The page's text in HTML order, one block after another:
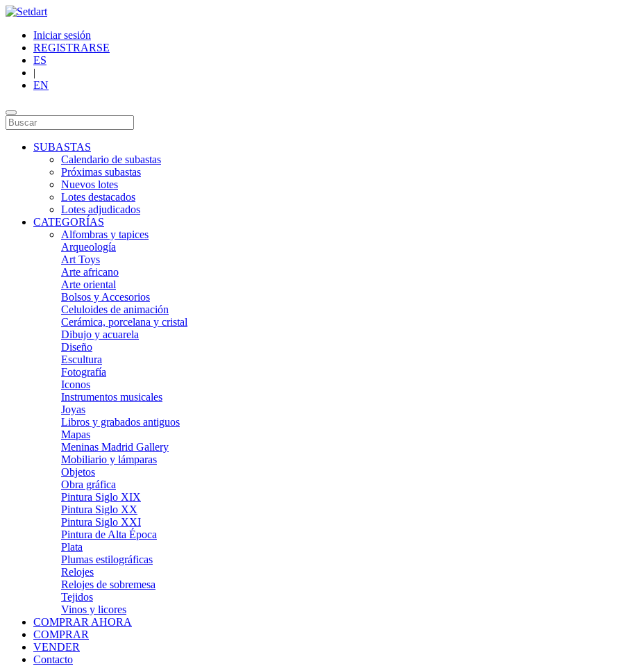
Iniciar sesión
REGISTRARSE
ES
|
EN
SUBASTAS
Calendario de subastas
Próximas subastas
Nuevos lotes
Lotes destacados
Lotes adjudicados
CATEGORÍAS
Alfombras y tapices
Arqueología
Art Toys
Arte africano
Arte oriental
Bolsos y Accesorios
Celuloides de animación
Cerámica, porcelana y cristal
Dibujo y acuarela
Diseño
Escultura
Fotografía
Iconos
Instrumentos musicales
Joyas
Libros y grabados antiguos
Mapas
Meninas Madrid Gallery
Mobiliario y lámparas
Objetos
Obra gráfica
Pintura Siglo XIX
Pintura Siglo XX
Pintura Siglo XXI
Pintura de Alta Época
Plata
Plumas estilográficas
Relojes
Relojes de sobremesa
Tejidos
Vinos y licores
COMPRAR AHORA
COMPRAR
VENDER
Contacto